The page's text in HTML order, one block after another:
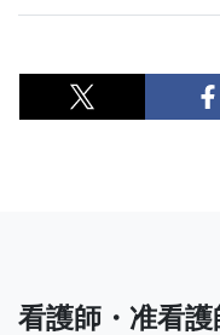
看護師・准看